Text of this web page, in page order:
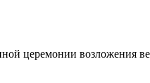
церемонии возложения